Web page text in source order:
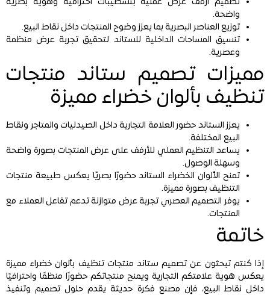
واضحة.
توزيع العناصر البصرية بما يعزز وضوح المنتجات داخل نقاط البيع.
تنسيق المساحات الداخلية للستاند لتحقيق تجربة عرض منظمة
وعصرية.
مميزات تصميم ستاند منتجات
تنظيف بألوان خضراء مميزة
يعزز الستاند حضور العلامة التجارية داخل الصيدليات والمتاجر ونقاط
البيع المختلفة.
يساعد التنظيم العملي للأرفف على عرض المنتجات بصورة واضحة
وسهلة الوصول.
تمنح الألوان الخضراء الستاند حضورًا بصريًا يعكس طبيعة منتجات
التنظيف بصورة مميزة.
يوفر التصميم العصري تجربة عرض متوازنة تدعم تفاعل العملاء مع
المنتجات.
خاتمة
إذا كنتم تبحثون عن تصميم ستاند منتجات تنظيف بألوان خضراء مميزة
يعكس هوية علامتكم التجارية ويمنح منتجاتكم حضورًا منظمًا واحترافيًا
داخل نقاط البيع، فإن مصنع فكرة حديثة يقدم حلول تصميم وتنفيذ